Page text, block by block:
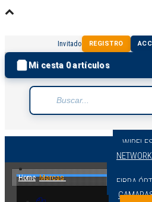
Invitado REGISTRO
Mi cesta 0artículos
FIBRA
Home Marcas